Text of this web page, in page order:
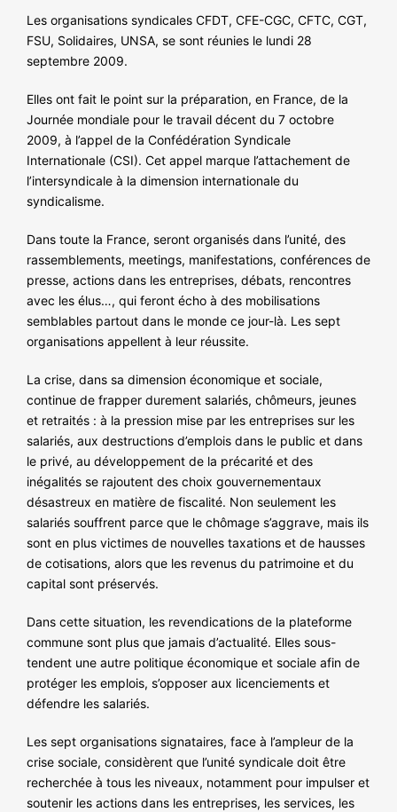
Les organisations syndicales CFDT, CFE-CGC, CFTC, CGT,
FSU, Solidaires, UNSA, se sont réunies le lundi 28
septembre 2009.
Elles ont fait le point sur la préparation, en France, de la
Journée mondiale pour le travail décent du 7 octobre
2009, à l’appel de la Confédération Syndicale
Internationale (CSI). Cet appel marque l’attachement de
l’intersyndicale à la dimension internationale du
syndicalisme.
Dans toute la France, seront organisés dans l’unité, des
rassemblements, meetings, manifestations, conférences de
presse, actions dans les entreprises, débats, rencontres
avec les élus…, qui feront écho à des mobilisations
semblables partout dans le monde ce jour-là. Les sept
organisations appellent à leur réussite.
La crise, dans sa dimension économique et sociale,
continue de frapper durement salariés, chômeurs, jeunes
et retraités : à la pression mise par les entreprises sur les
salariés, aux destructions d’emplois dans le public et dans
le privé, au développement de la précarité et des
inégalités se rajoutent des choix gouvernementaux
désastreux en matière de fiscalité. Non seulement les
salariés souffrent parce que le chômage s’aggrave, mais ils
sont en plus victimes de nouvelles taxations et de hausses
de cotisations, alors que les revenus du patrimoine et du
capital sont préservés.
Dans cette situation, les revendications de la plateforme
commune sont plus que jamais d’actualité. Elles sous-
tendent une autre politique économique et sociale afin de
protéger les emplois, s’opposer aux licenciements et
défendre les salariés.
Les sept organisations signataires, face à l’ampleur de la
crise sociale, considèrent que l’unité syndicale doit être
recherchée à tous les niveaux, notamment pour impulser et
soutenir les actions dans les entreprises, les services, les